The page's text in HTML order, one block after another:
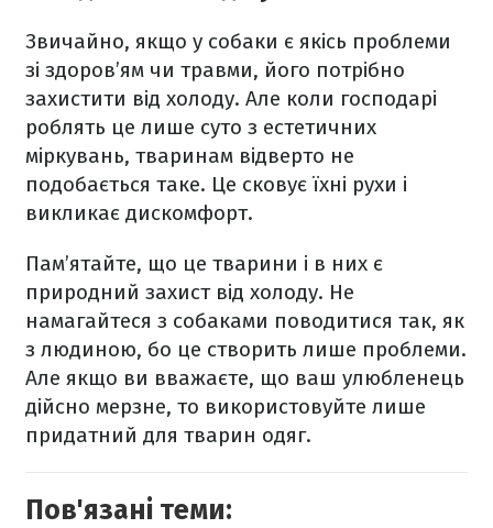
Звичайно, якщо у собаки є якісь проблеми
зі здоров’ям чи травми, його потрібно
захистити від холоду. Але коли господарі
роблять це лише суто з естетичних
міркувань, тваринам відверто не
подобається таке. Це сковує їхні рухи і
викликає дискомфорт.
Пам’ятайте, що це тварини і в них є
природний захист від холоду. Не
намагайтеся з собаками поводитися так, як
з людиною, бо це створить лише проблеми.
Але якщо ви вважаєте, що ваш улюбленець
дійсно мерзне, то використовуйте лише
придатний для тварин одяг.
Пов'язані теми: